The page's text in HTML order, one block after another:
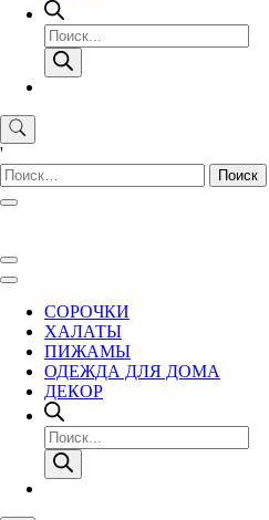
Поиск
товаров
'
Найти:
СОРОЧКИ
ХАЛАТЫ
ПИЖАМЫ
ОДЕЖДА ДЛЯ ДОМА
ДЕКОР
Поиск
товаров